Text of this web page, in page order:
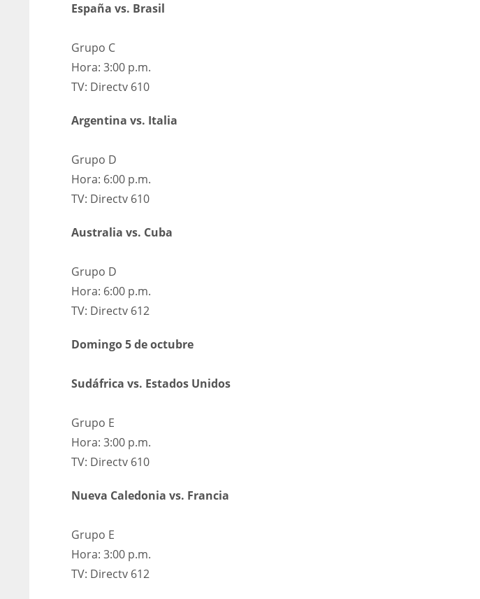
22
WSH
26
España vs. Brasil
Grupo C
Hora: 3:00 p.m.
TV: Directv 610
Argentina vs. Italia
Grupo D
Hora: 6:00 p.m.
TV: Directv 610
Australia vs. Cuba
Grupo D
Hora: 6:00 p.m.
TV: Directv 612
Domingo 5 de octubre
Sudáfrica vs. Estados Unidos
Grupo E
Hora: 3:00 p.m.
TV: Directv 610
Nueva Caledonia vs. Francia
Grupo E
Hora: 3:00 p.m.
TV: Directv 612